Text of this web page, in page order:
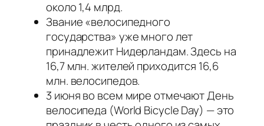
около 1,4 млрд.
Звание «велосипедного
государства» уже много лет
принадлежит Нидерландам. Здесь на
16,7 млн. жителей приходится 16,6
млн. велосипедов.
3 июня во всем мире отмечают День
велосипеда (World Bicycle Day) — это